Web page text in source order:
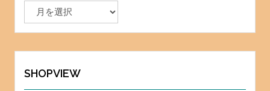
カ
SHOPVIEW